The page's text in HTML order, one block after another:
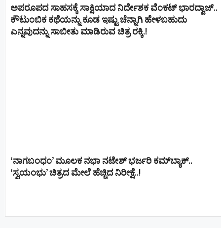
ಅಪರೂಪದ ಸಾಹಸಕ್ಕೆ ಸಾಕ್ಷಿಯಾದ ನಿರ್ದೇಶಕ ವೆಂಕಟ್ ಭಾರದ್ವಾಜ್..
ಕೌಟುಂಬಿಕ ಕಥೆಯನ್ನು ಕೂಡ ಇಷ್ಟು ಚೆನ್ನಾಗಿ ಹೇಳಬಹುದು
ಎನ್ನವುದನ್ನು ಸಾಬೀತು ಮಾಡಿರುವ ಚಿತ್ರ ರಕ್ಕಿ.!
‘ನಾಗಬಂಧಂ’ ಮೂಲಕ ನಭಾ ನಟೇಶ್ ಭರ್ಜರಿ ಕಮ್‌ಬ್ಯಾಕ್..
‘ಸ್ವಯಂಭು’ ಚಿತ್ರದ ಮೇಲೆ ಹೆಚ್ಚಿದ ನಿರೀಕ್ಷೆ..!